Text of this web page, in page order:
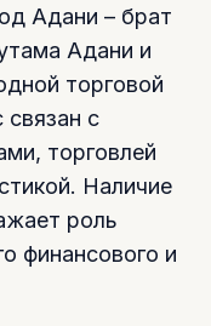
Адани – брат
Адани и
торговой
связан с
торговлей
Наличие
роль
финансового и